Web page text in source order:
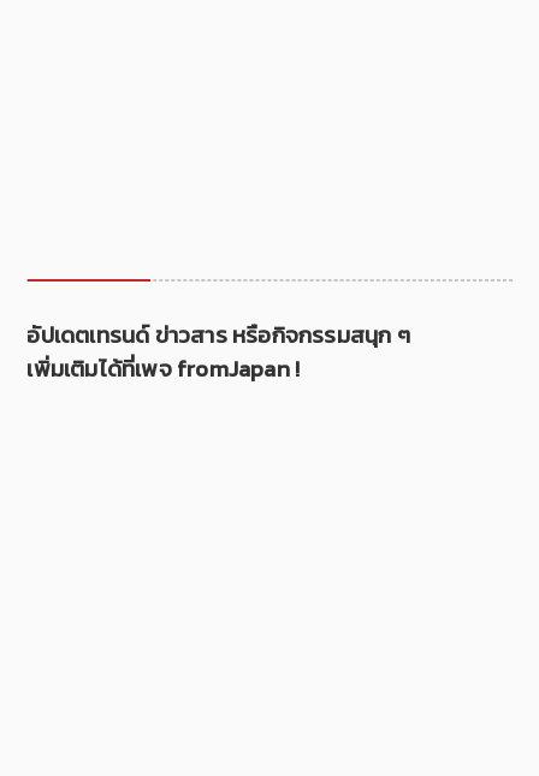
อัปเดตเทรนด์ ข่าวสาร หรือกิจกรรมสนุก ๆ
เพิ่มเติมได้ที่เพจ fromJapan !